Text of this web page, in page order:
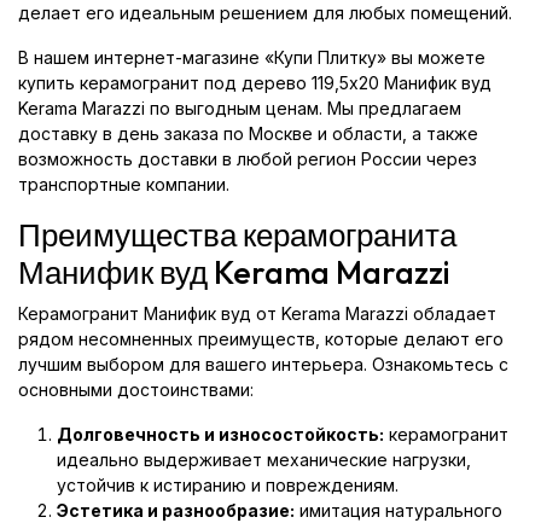
делает его идеальным решением для любых помещений.
В нашем интернет-магазине «Купи Плитку» вы можете
купить керамогранит под дерево 119,5x20 Манифик вуд
Kerama Marazzi по выгодным ценам. Мы предлагаем
доставку в день заказа по Москве и области, а также
возможность доставки в любой регион России через
транспортные компании.
Преимущества керамогранита
Манифик вуд Kerama Marazzi
Керамогранит Манифик вуд от Kerama Marazzi обладает
рядом несомненных преимуществ, которые делают его
лучшим выбором для вашего интерьера. Ознакомьтесь с
основными достоинствами:
Долговечность и износостойкость: керамогранит
идеально выдерживает механические нагрузки,
устойчив к истиранию и повреждениям.
Эстетика и разнообразие: имитация натурального